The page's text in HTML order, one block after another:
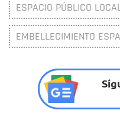
ESPACIO PÚBLICO
EMBELLECIMIENTO